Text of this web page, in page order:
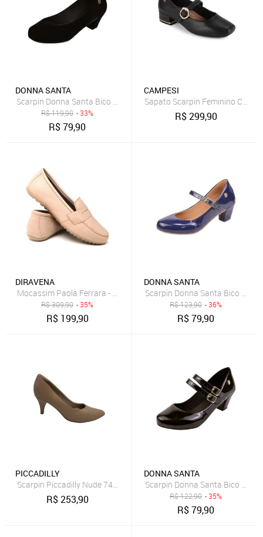
DONNA SANTA
Scarpin Donna Santa Bico Redondo Preto
R$119,90 - 33%
R$79,90
CAMPESI
Sapato Scarpin Feminino
R$299,90
DIRAVENA
Mocassim Paola Ferrara - Couro - Todo Forrado - Cod200 - Nude
R$309,90 - 35%
R$ 199,90
DONNA SANTA
Scarpin Donna Santa Bico
R$123,90 - 36%
R$79,90
PICCADILLY
Scarpin Piccadilly Nude 745035 Salto Médio - Nude - piccadilly
R$253,90
DONNA SANTA
Scarpin Donna Santa Bico
R$122,90 - 35%
R$79,90